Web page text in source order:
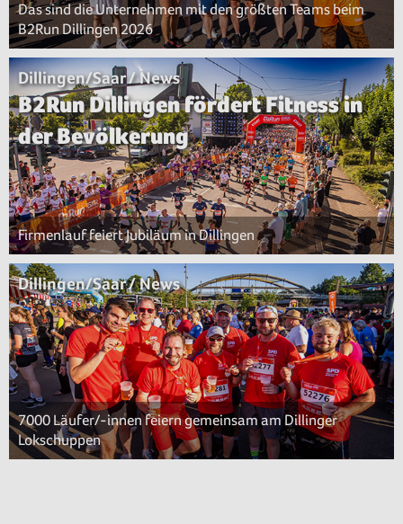
Das sind die Unternehmen mit den größten Teams beim
B2Run Dillingen 2026
Dillingen/Saar / News
B2Run Dillingen fördert Fitness in
der Bevölkerung
Firmenlauf feiert Jubiläum in Dillingen
Dillingen/Saar / News
7000 Läufer/-innen feiern gemeinsam am Dillinger
Lokschuppen